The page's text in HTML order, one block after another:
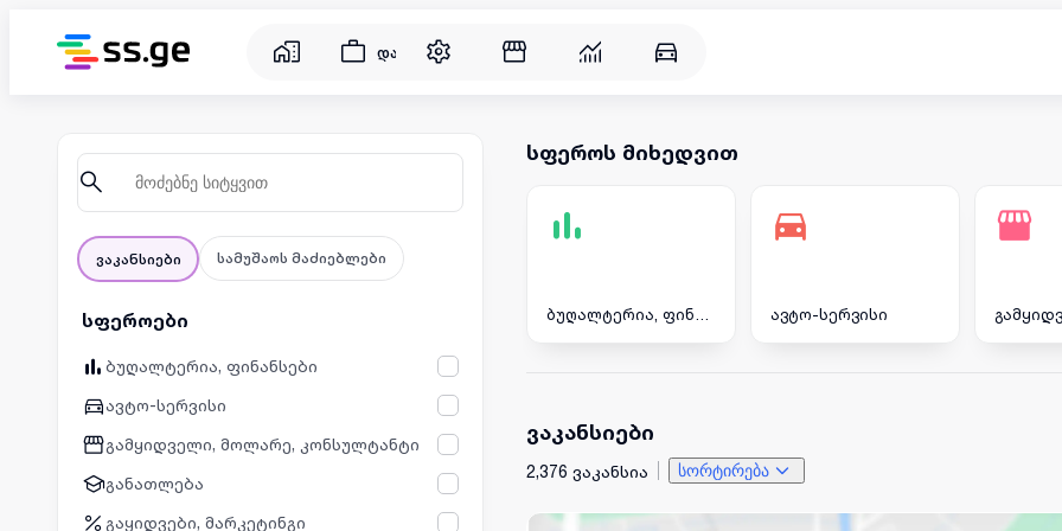
დასაქმება
ვაკანსიები სამუშაოს მაძიებლები
სფეროები
ბუღალტერია, ფინანსები
ავტო-სერვისი
გამყიდველი, მოლარე, კონსულტანტი
განათლება
გაყიდვები, მარკეტინგი
სფეროს მიხედვით
ავტო-სერვისი
ვაკანსიები
2,376 ვაკანსია სორტირება